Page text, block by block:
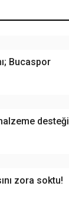
Bucaspor
desteği
zora soktu!